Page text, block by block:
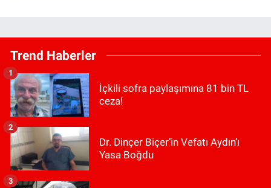
Trend Haberler
İçkili sofra paylaşımına 81 bin TL
ceza!
1
Dr. Dinçer Biçer’in Vefatı Aydın’ı
Yasa Boğdu
2
3